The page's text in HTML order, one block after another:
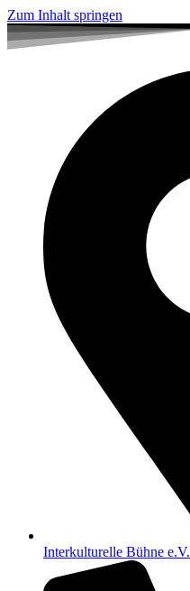
Zum Inhalt springen
Interkulturelle Bühne e.V.